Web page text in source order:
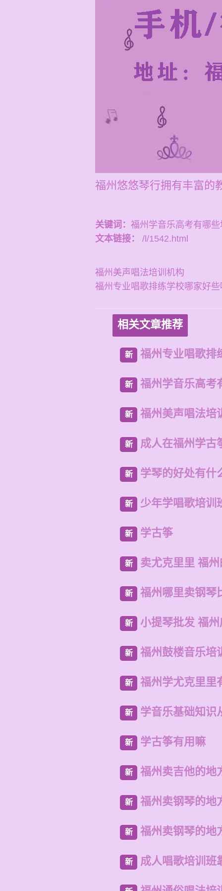
福州悠悠琴行拥有丰富的
关键词： 福州学音乐高考有哪
文本链接：
/l/1542.html
福州美声唱法培训机构
福州专业唱歌排练学校哪家好些
相关文章推荐
新 福州专业唱歌排
新 福州学音乐高考
新 福州美声唱法培
新 成人在福州学古
新 学琴的好处有什
新 少年学唱歌培训
新 学古筝
新 卖尤克里里 福
新 福州哪里卖钢琴
新 小提琴批发 福
新 福州鼓楼音乐培
新 福州学尤克里里
新 学音乐基础知识
新 学古筝有用嘛
新 福州卖吉他的地
新 福州卖钢琴的地
新 福州卖钢琴的地
新 成人唱歌培训班